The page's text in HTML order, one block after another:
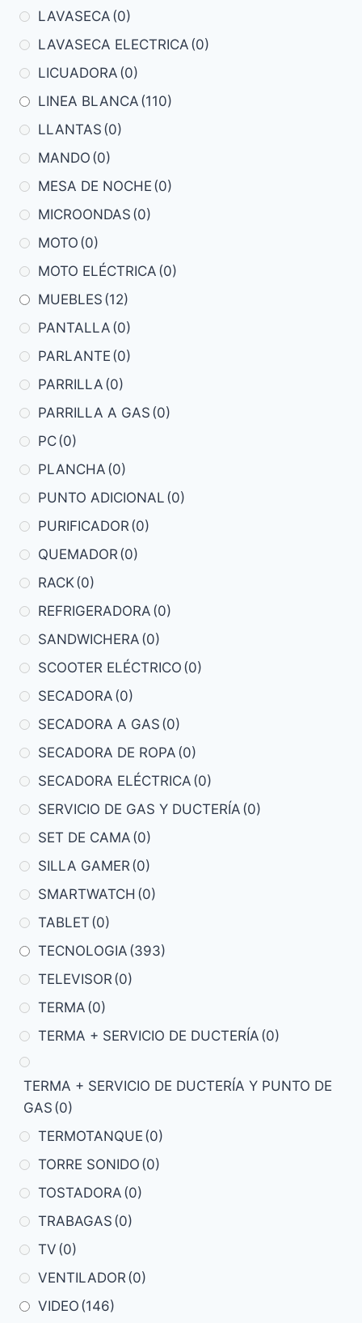
LAVASECA (0)
LAVASECA ELECTRICA (0)
LICUADORA (0)
LINEA BLANCA (110)
LLANTAS (0)
MANDO (0)
MESA DE NOCHE (0)
MICROONDAS (0)
MOTO (0)
MOTO ELÉCTRICA (0)
MUEBLES (12)
PANTALLA (0)
PARLANTE (0)
PARRILLA (0)
PARRILLA A GAS (0)
PC(0)
PLANCHA (0)
PUNTO ADICIONAL (0)
PURIFICADOR(0)
QUEMADOR(0)
RACK(0)
REFRIGERADORA (0)
SANDWICHERA (0)
SCOOTER ELÉCTRICO (0)
SECADORA (0)
SECADORA A GAS (0)
SECADORA DE ROPA (0)
SECADORA ELÉCTRICA (0)
SERVICIO DE GAS Y DUCTERÍA (0)
SET DE CAMA (0)
SILLA GAMER(0)
SMARTWATCH (0)
TABLET (0)
TECNOLOGIA (393)
TELEVISOR(0)
TERMA (0)
TERMA + SERVICIO DE DUCTERÍA (0)
TERMA + SERVICIO DE DUCTERÍA Y PUNTO DE
GAS (0)
TERMOTANQUE (0)
TORRE SONIDO (0)
TOSTADORA (0)
TRABAGAS (0)
TV (0)
VENTILADOR(0)
VIDEO (146)